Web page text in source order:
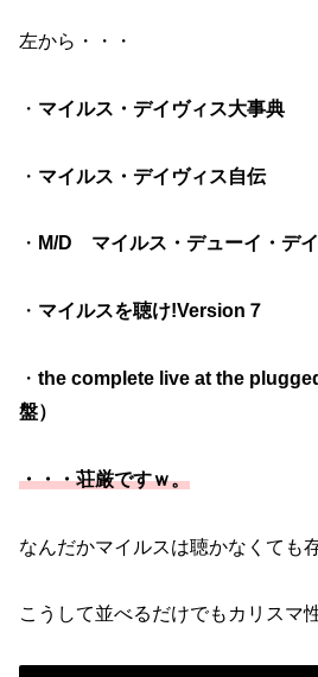
左から・・・
・ マイルス・デイヴィス大事典
・ マイルス・デイヴィス自伝
・ M/D マイルス・デューイ・デ
・ マイルスを聴け!Version７
・ the complete live at the
盤）
・・・荘厳ですｗ。
なんだかマイルスは聴かなくても
こうして並べるだけでもカリスマ